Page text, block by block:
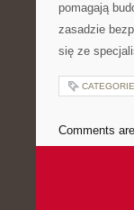
pomagają
zasadzie
się ze
Comments